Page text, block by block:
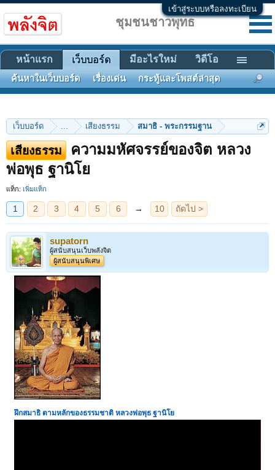
เข้าสู่ระบบหรือลงทะเบียน
เว็บบอร์ด ... เสียงธรรม สมาธิ - พระกรรมฐาน
เสียงธรรม
ความมหัศจรรย์ของจิต หลวง
พ่อพุธ ฐานิโย
แท็ก: เพิ่มแท็ก
1 2 3 4 6 → 10 ถัดไป >
supatorn
ผู้สนับสนุนเว็บพลังจิต
ผู้สนับสนุนพิเศษ
ฝึกสมาธิ ตามหลักของธรรมชาติ หลวงพ่อพุธ ฐานิโย
ชุมชนชาวพุทธ
หน้าแรก เว็บบอร์ด
ค้นหาในเว็บบอร์ด เรื่องเด่น กระทู้และโพสต์ล่าสุด
มีอะไรใหม่ วิดีโอ